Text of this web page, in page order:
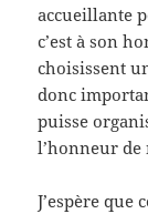
accueillante
c’est à son
choisissent
donc
puisse
l’honneur de
J’espère que